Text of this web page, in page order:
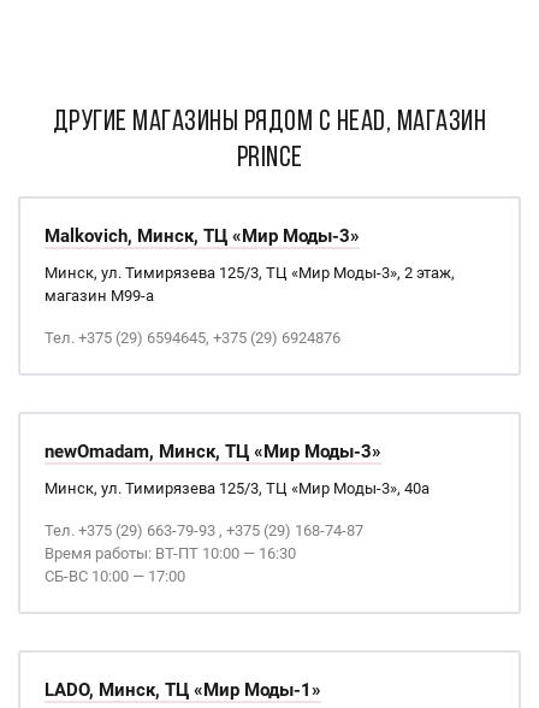
ДРУГИЕ МАГАЗИНЫ РЯДОМ С Head, Магазин
Prince
Malkovich, Минск, ТЦ «Мир Моды-3»
Минск, ул. Тимирязева 125/3, ТЦ «Мир Моды-3», 2 этаж,
магазин М99-а
Тел. +375 (29) 6594645, +375 (29) 6924876
newOmadam, Минск, ТЦ «Мир Моды-3»
Минск, ул. Тимирязева 125/3, ТЦ «Мир Моды-3», 40а
Тел. +375 (29) 663-79-93 , +375 (29) 168-74-87
Время работы: ВТ-ПТ 10:00 — 16:30
СБ-ВС 10:00 — 17:00
LADO, Минск, ТЦ «Мир Моды-1»